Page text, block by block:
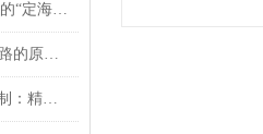
AKH系列交流恒流源工业测试的“定海神针”
从反馈到扩流：直流恒流源电路的原理全解析
交流恒流源SPWM高频脉宽调制：精准控流与高效能转换的技术突破